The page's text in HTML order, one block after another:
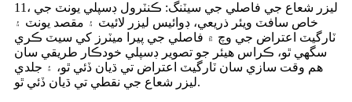
11، ليزر شعاع جي فاصلي جي سيٽنگ: ڪنٽرول ڊسپلي يونٽ جي
خاص سافٽ ويئر ذريعي، ڊوائيس ليزر لائيٽ ۽ مقصد يونٽ ۽
ٽارگيٽ اعتراض جي وچ ۾ فاصلي جي پيرا ميٽرز کي سيٽ ڪري
سگهي ٿو، ڪراس هيئر جو تصوير ڊسپلي خودڪار طريقي سان
هم وقت سازي سان ٽارگيٽ اعتراض تي ڌيان ڏئي ٿو، ۽ جلدي
ليزر شعاع جي نقطي تي ڌيان ڏئي ٿو.